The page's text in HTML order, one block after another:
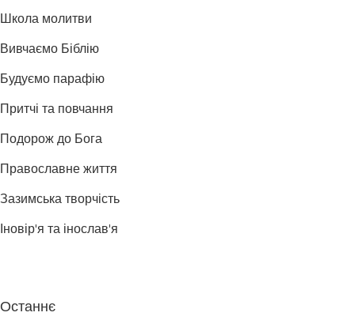
Школа молитви
Вивчаємо Біблію
Будуємо парафію
Притчі та повчання
Подорож до Бога
Православне життя
Зазимська творчість
Іновір'я та інослав'я
Останнє